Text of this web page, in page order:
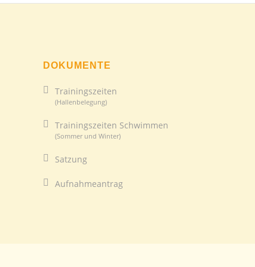
DOKUMENTE
Trainingszeiten
(Hallenbelegung)
Trainingszeiten Schwimmen
(Sommer und Winter)
Satzung
Aufnahmeantrag